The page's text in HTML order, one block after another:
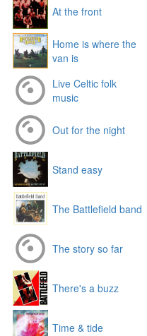
At the front
Home is where the
van is
Live Celtic folk
music
Out for the night
Stand easy
The Battlefield band
The story so far
There's a buzz
Time & tide